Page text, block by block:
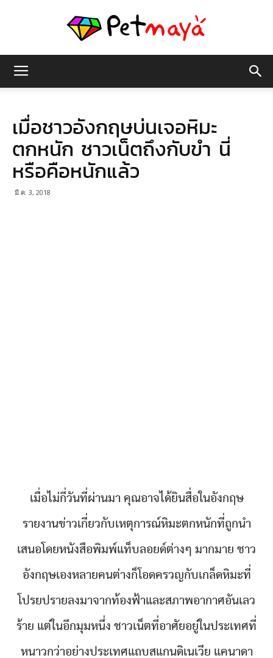
มายา
เมื่อชาวอังกฤษบ่นเจอหิมะ
ตกหนัก ชาวเน็ตถึงกับขำ นี่
หรือคือหนักแล้ว
มี.ค. 3, 2018
เมื่อไม่กี่วันที่ผ่านมา คุณอาจได้ยินสื่อในอังกฤษ
รายงานข่าวเกี่ยวกับเหตุการณ์หิมะตกหนักที่ถูกนำ
เสนอโดยหนังสือพิมพ์แท็บลอยด์ต่างๆ มากมาย ชาว
อังกฤษเองหลายคนต่างก็โอดครวญกับเกล็ดหิมะที่
โปรยปรายลงมาจากท้องฟ้าและสภาพอากาศอันเลว
ร้าย แต่ในอีกมุมหนึ่ง ชาวเน็ตที่อาศัยอยู่ในประเทศที่
หนาวกว่าอย่างประเทศแถบสแกนดิเนเวีย แคนาดา